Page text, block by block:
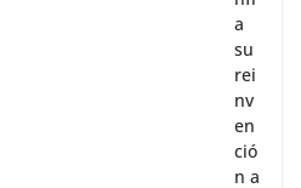
a
su
rei
nv
en
ció
n a